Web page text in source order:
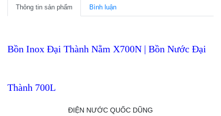
Thông tin sản phẩm Bình luận
Bồn Inox Đại Thành Nằm X700N | Bồn Nước Đại
Thành 700L